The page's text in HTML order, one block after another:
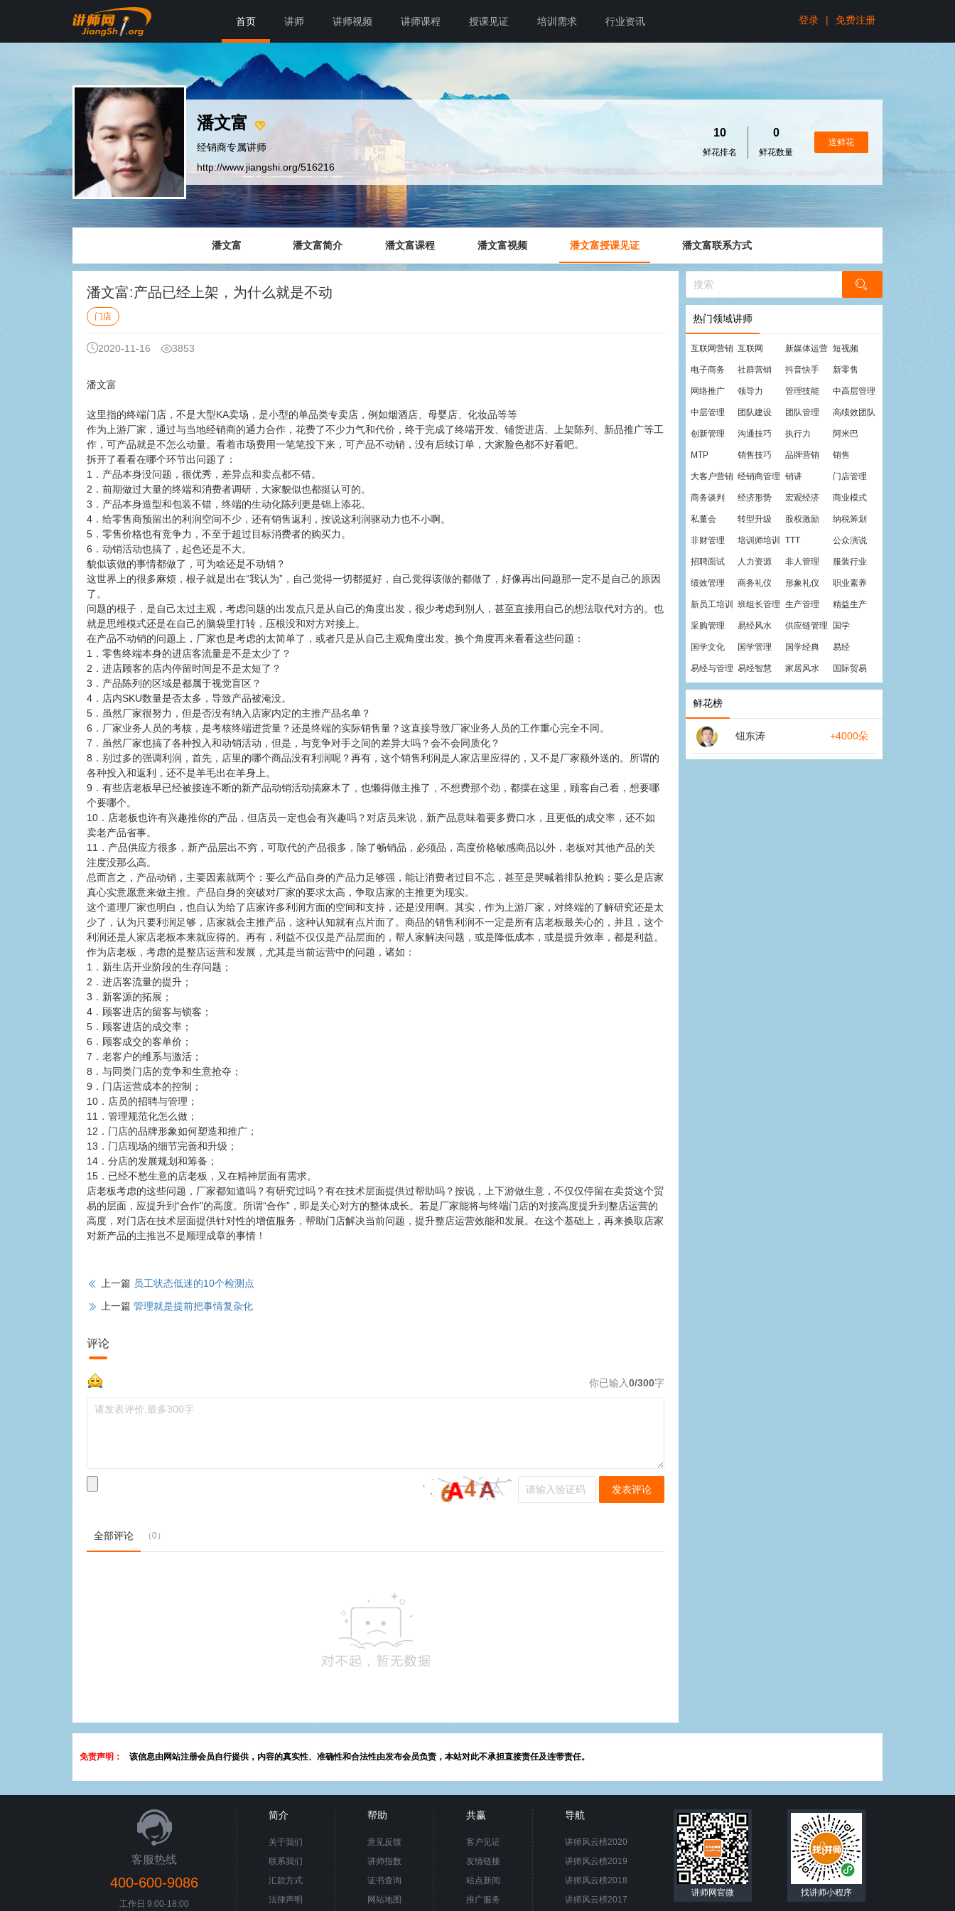
首页 讲师 讲师视频 讲师课程 授课见证 培训需求 行业资讯 登录 | 免费注册
潘文富
经销商专属讲师
http://www.jiangshi.org/516216
10
鲜花排名
0
鲜花数量
送鲜花
潘文富 潘文富简介 潘文富课程 潘文富视频 潘文富授课见证 潘文富联系方式
潘文富:产品已经上架，为什么就是不动
门店
2020-11-16 3853
潘文富
这里指的终端门店，不是大型KA卖场，是小型的单品类专卖店，例如烟酒店、母婴店、化妆品等等
作为上游厂家，通过与当地经销商的通力合作，花费了不少力气和代价，终于完成了终端开发、铺货进店、上架陈列、新品推广等工
作，可产品就是不怎么动量。看着市场费用一笔笔投下来，可产品不动销，没有后续订单，大家脸色都不好看吧。
拆开了看看在哪个环节出问题了：
1．产品本身没问题，很优秀，差异点和卖点都不错。
2．前期做过大量的终端和消费者调研，大家貌似也都挺认可的。
3．产品本身造型和包装不错，终端的生动化陈列更是锦上添花。
4．给零售商预留出的利润空间不少，还有销售返利，按说这利润驱动力也不小啊。
5．零售价格也有竞争力，不至于超过目标消费者的购买力。
6．动销活动也搞了，起色还是不大。
貌似该做的事情都做了，可为啥还是不动销？
这世界上的很多麻烦，根子就是出在“我认为”，自己觉得一切都挺好，自己觉得该做的都做了，好像再出问题那一定不是自己的原因
了。
问题的根子，是自己太过主观，考虑问题的出发点只是从自己的角度出发，很少考虑到别人，甚至直接用自己的想法取代对方的。也
就是思维模式还是在自己的脑袋里打转，压根没和对方对接上。
在产品不动销的问题上，厂家也是考虑的太简单了，或者只是从自己主观角度出发。换个角度再来看看这些问题：
1．零售终端本身的进店客流量是不是太少了？
2．进店顾客的店内停留时间是不是太短了？
3．产品陈列的区域是都属于视觉盲区？
4．店内SKU数量是否太多，导致产品被淹没。
5．虽然厂家很努力，但是否没有纳入店家内定的主推产品名单？
6．厂家业务人员的考核，是考核终端进货量？还是终端的实际销售量？这直接导致厂家业务人员的工作重心完全不同。
7．虽然厂家也搞了各种投入和动销活动，但是，与竞争对手之间的差异大吗？会不会同质化？
8．别过多的强调利润，首先，店里的哪个商品没有利润呢？再有，这个销售利润是人家店里应得的，又不是厂家额外送的。所谓的
各种投入和返利，还不是羊毛出在羊身上。
9．有些店老板早已经被接连不断的新产品动销活动搞麻木了，也懒得做主推了，不想费那个劲，都摆在这里，顾客自己看，想要哪
个要哪个。
10．店老板也许有兴趣推你的产品，但店员一定也会有兴趣吗？对店员来说，新产品意味着要多费口水，且更低的成交率，还不如
卖老产品省事。
11．产品供应方很多，新产品层出不穷，可取代的产品很多，除了畅销品，必须品，高度价格敏感商品以外，老板对其他产品的关
注度没那么高。
总而言之，产品动销，主要因素就两个：要么产品自身的产品力足够强，能让消费者过目不忘，甚至是哭喊着排队抢购；要么是店家
真心实意愿意来做主推。产品自身的突破对厂家的要求太高，争取店家的主推更为现实。
这个道理厂家也明白，也自认为给了店家许多利润方面的空间和支持，还是没用啊。其实，作为上游厂家，对终端的了解研究还是太
少了，认为只要利润足够，店家就会主推产品，这种认知就有点片面了。商品的销售利润不一定是所有店老板最关心的，并且，这个
利润还是人家店老板本来就应得的。再有，利益不仅仅是产品层面的，帮人家解决问题，或是降低成本，或是提升效率，都是利益。
作为店老板，考虑的是整店运营和发展，尤其是当前运营中的问题，诸如：
1．新生店开业阶段的生存问题；
2．进店客流量的提升；
3．新客源的拓展；
4．顾客进店的留客与锁客；
5．顾客进店的成交率；
6．顾客成交的客单价；
7．老客户的维系与激活；
8．与同类门店的竞争和生意抢夺；
9．门店运营成本的控制；
10．店员的招聘与管理；
11．管理规范化怎么做；
12．门店的品牌形象如何塑造和推广；
13．门店现场的细节完善和升级；
14．分店的发展规划和筹备；
15．已经不愁生意的店老板，又在精神层面有需求。
店老板考虑的这些问题，厂家都知道吗？有研究过吗？有在技术层面提供过帮助吗？按说，上下游做生意，不仅仅停留在卖货这个贸
易的层面，应提升到“合作”的高度。所谓“合作”，即是关心对方的整体成长。若是厂家能将与终端门店的对接高度提升到整店运营的
高度，对门店在技术层面提供针对性的增值服务，帮助门店解决当前问题，提升整店运营效能和发展。在这个基础上，再来换取店家
对新产品的主推岂不是顺理成章的事情！
上一篇 员工状态低迷的10个检测点
上一篇 管理就是提前把事情复杂化
评论
你已输入0/300字
发表评论
全部评论 （0）
热门领域讲师
互联网营销 互联网 新媒体运营 短视频
电子商务 社群营销 抖音快手 新零售
网络推广 领导力 管理技能 中高层管理
中层管理 团队建设 团队管理 高绩效团队
创新管理 沟通技巧 执行力 阿米巴
MTP 销售技巧 品牌营销 销售
大客户营销 经销商管理 销讲 门店管理
商务谈判 经济形势 宏观经济 商业模式
私董会 转型升级 股权激励 纳税筹划
非财管理 培训师培训 TTT 公众演说
招聘面试 人力资源 非人管理 服装行业
绩效管理 商务礼仪 形象礼仪 职业素养
新员工培训 班组长管理 生产管理 精益生产
采购管理 易经风水 供应链管理 国学
国学文化 国学管理 国学经典 易经
易经与管理 易经智慧 家居风水 国际贸易
鲜花榜
钮东涛 +4000朵
免责声明： 该信息由网站注册会员自行提供，内容的真实性、准确性和合法性由发布会员负责，本站对此不承担直接责任及连带责任。
客服热线
400-600-9086
工作日 9:00-18:00
简介
关于我们
联系我们
汇款方式
法律声明
帮助
意见反馈
讲师指数
证书查询
网站地图
共赢
客户见证
友情链接
站点新闻
推广服务
导航
讲师风云榜2020
讲师风云榜2019
讲师风云榜2018
讲师风云榜2017
讲师网官微 找讲师小程序